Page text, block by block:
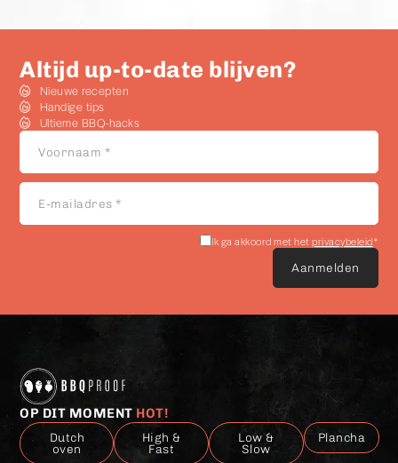
Altijd up-to-date blijven?
Nieuwe recepten
Handige tips
Ultieme BBQ-hacks
Voornaam
E-
mailadres
*
*
Ik ga akkoord met hetprivacybeleid*
OP DIT MOMENT HOT!
Dutch
oven
High &
Fast
Low &
Slow
Plancha